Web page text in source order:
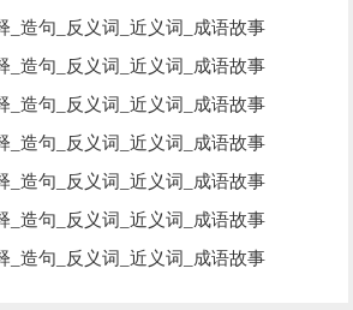
_造句_反义词_近义词_成语故事
_造句_反义词_近义词_成语故事
_造句_反义词_近义词_成语故事
_造句_反义词_近义词_成语故事
_造句_反义词_近义词_成语故事
_造句_反义词_近义词_成语故事
_造句_反义词_近义词_成语故事